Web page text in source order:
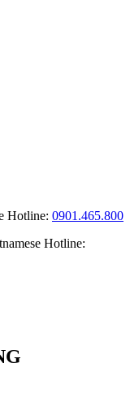
Hotline: 0901.465.800
Hotline: